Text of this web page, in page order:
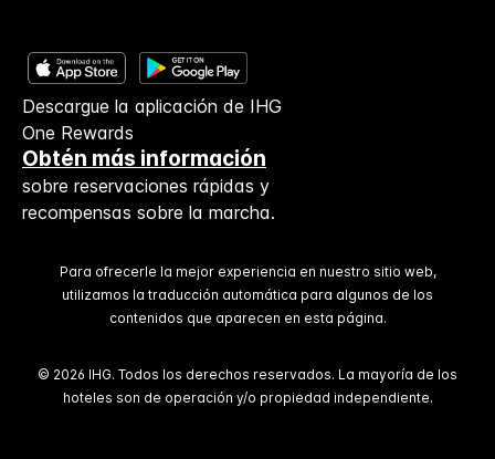
Descargue la aplicación de IHG
One Rewards
Obtén más información
sobre reservaciones rápidas y
recompensas sobre la marcha.
Para ofrecerle la mejor experiencia en nuestro sitio web,
utilizamos la traducción automática para algunos de los
contenidos que aparecen en esta página.
© 2026 IHG. Todos los derechos reservados. La mayoría de los
hoteles son de operación y/o propiedad independiente.